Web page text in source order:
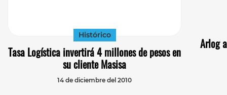
Histórico
Tasa Logística invertirá 4 millones de pesos en
su cliente Masisa
14 de diciembre del 2010
Arlog